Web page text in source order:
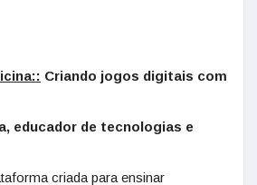
Criando jogos digitais com
educador de tecnologias e
criada para ensinar